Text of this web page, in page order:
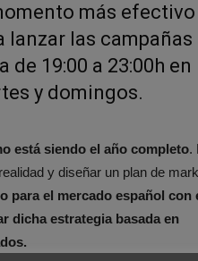
más efectivo
lanzar las campañas
de 19:00 a 23:00h en
y domingos.
está siendo el año completo.
y diseñar un plan de
para el mercado español con
dicha estrategia basada en